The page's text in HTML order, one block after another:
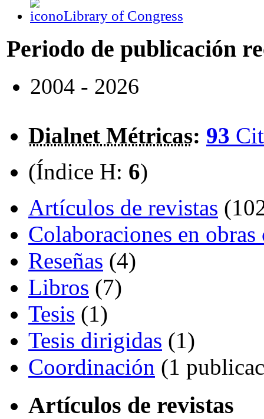
Library of Congress
Periodo de publicación
2004 - 2026
Dialnet Métricas: 93
(Índice H: 6)
Artículos de revistas
Colaboraciones en
Reseñas (4)
Libros (7)
Tesis (1)
Tesis dirigidas (1)
Coordinación (1
Artículos de revistas